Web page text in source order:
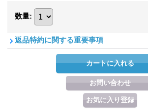
数量:
返品特約に関する重要事項